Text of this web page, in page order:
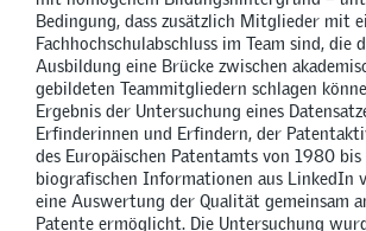
Bedingung, dass zusätzlich Mitglieder mit
Fachhochschulabschluss im Team sind, die
Ausbildung eine Brücke zwischen
gebildeten Teammitgliedern schlagen
Ergebnis der Untersuchung eines
Erfinderinnen und Erfindern, der
des Europäischen Patentamts von 1980
biografischen Informationen aus LinkedIn
eine Auswertung der Qualität gemeinsam
Patente ermöglicht. Die Untersuchung